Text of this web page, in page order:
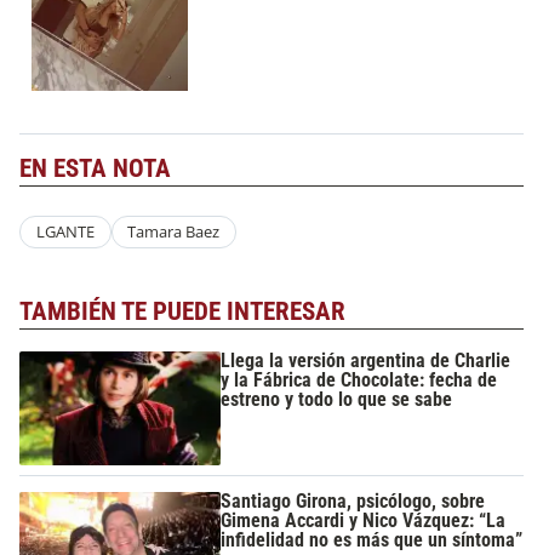
EN ESTA NOTA
LGANTE Tamara Baez
TAMBIÉN TE PUEDE INTERESAR
Llega la versión argentina de Charlie
y la Fábrica de Chocolate: fecha de
estreno y todo lo que se sabe
Santiago Girona, psicólogo, sobre
Gimena Accardi y Nico Vázquez: “La
infidelidad no es más que un síntoma”